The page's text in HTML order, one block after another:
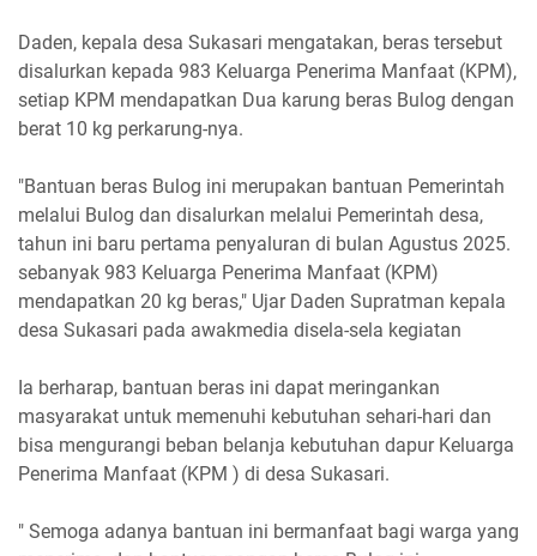
Daden, kepala desa Sukasari mengatakan, beras tersebut
disalurkan kepada 983 Keluarga Penerima Manfaat (KPM),
setiap KPM mendapatkan Dua karung beras Bulog dengan
berat 10 kg perkarung-nya.
"Bantuan beras Bulog ini merupakan bantuan Pemerintah
melalui Bulog dan disalurkan melalui Pemerintah desa,
tahun ini baru pertama penyaluran di bulan Agustus 2025.
sebanyak 983 Keluarga Penerima Manfaat (KPM)
mendapatkan 20 kg beras," Ujar Daden Supratman kepala
desa Sukasari pada awakmedia disela-sela kegiatan
Ia berharap, bantuan beras ini dapat meringankan
masyarakat untuk memenuhi kebutuhan sehari-hari dan
bisa mengurangi beban belanja kebutuhan dapur Keluarga
Penerima Manfaat (KPM ) di desa Sukasari.
" Semoga adanya bantuan ini bermanfaat bagi warga yang